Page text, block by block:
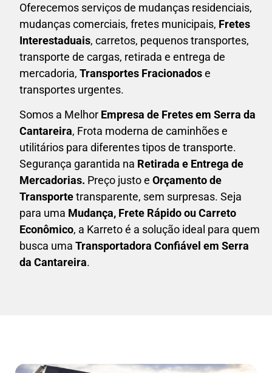
Oferecemos serviços de mudanças residenciais,
mudanças comerciais, fretes municipais, Fretes
Interestaduais, carretos, pequenos transportes,
transporte de cargas, retirada e entrega de
mercadoria, Transportes Fracionadose
transportes urgentes.
Somos a Melhor Empresa de Fretes em Serra da
Cantareira, Frota moderna de caminhões e
utilitários para diferentes tipos de transporte.
Segurança garantida na Retirada e Entrega de
Mercadorias. Preço justo e Orçamento de
Transportetransparente, sem surpresas. Seja
para uma Mudança, Frete Rápido ou Carreto
Econômico, a Karretoé a solução ideal para quem
busca uma Transportadora Confiável em Serra
da Cantareira.